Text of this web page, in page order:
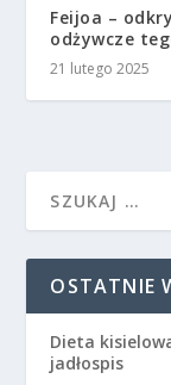
Feijoa –
odżywcze
21 lutego 2025
OSTATNIE
Dieta
jadłospis